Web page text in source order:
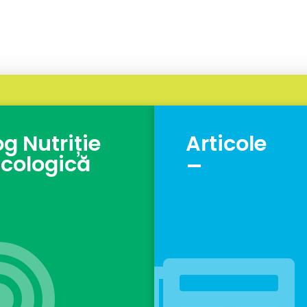
Nutriție Articole
_